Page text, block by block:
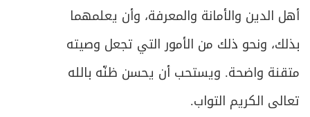
أهل الدين والأمانة والمعرفة، وأن يعلمهما
بذلك، ونحو ذلك من الأمور التي تجعل وصيته
متقنة واضحة. ويستحب أن يحسن ظنّه بالله
تعالى الكريم التواب.
ص
388 المبحث الثالث ـ في شروط الاقتداء
ص394 المبحث الرابع ـ في شروط إمام الجماعة
398 المبحث الخامس ـ في كيفية صلاة الجماعة